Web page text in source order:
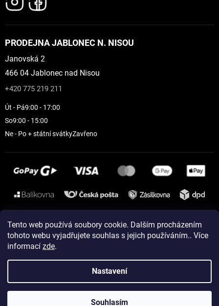
Tento web používá soubory cookie. Dalším procházením
tohoto webu vyjadřujete souhlas s jejich používáním.. Více
informací zde.
Nastavení
Souhlasím
PRODEJNA JABLONEC N. NISOU
Janovská 2
466 04 Jablonec nad Nisou
+420 775 219 211
Út - Pá9:00 - 17:00
So9:00 - 15:00
Ne - Po + státní svátkyZavřeno
Instagram
Vytvořil Shoptet
Copyright 2026ELEVEN sportswear. Všechna práva vyhrazena.